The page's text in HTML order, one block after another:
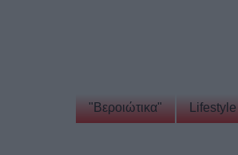
"Βεροιώτικα" Lifestyle